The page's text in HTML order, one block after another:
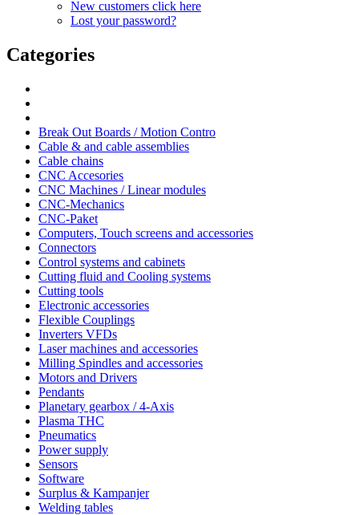
New customers click here
Lost your password?
Categories
Break Out Boards / Motion Contro
Cable & and cable assemblies
Cable chains
CNC Accesories
CNC Machines / Linear modules
CNC-Mechanics
CNC-Paket
Computers, Touch screens and accessories
Connectors
Control systems and cabinets
Cutting fluid and Cooling systems
Cutting tools
Electronic accessories
Flexible Couplings
Inverters VFDs
Laser machines and accessories
Milling Spindles and accessories
Motors and Drivers
Pendants
Planetary gearbox / 4-Axis
Plasma THC
Pneumatics
Power supply
Sensors
Software
Surplus & Kampanjer
Welding tables